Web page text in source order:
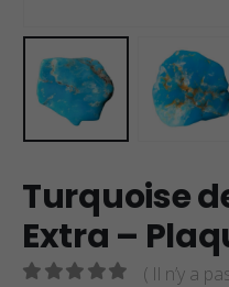
Turquoise
Extra –
( Il n’y a